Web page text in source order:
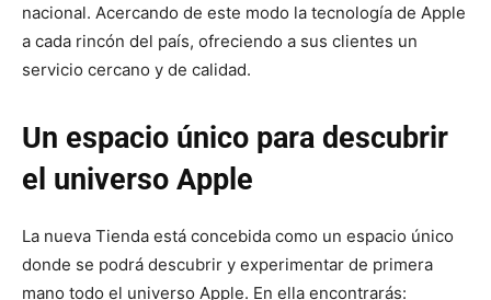
nacional. Acercando de este modo la tecnología de Apple
a cada rincón del país, ofreciendo a sus clientes un
servicio cercano y de calidad.
Un espacio único para descubrir
el universo Apple
La nueva Tienda está concebida como un espacio único
donde se podrá descubrir y experimentar de primera
mano todo el universo Apple. En ella encontrarás: